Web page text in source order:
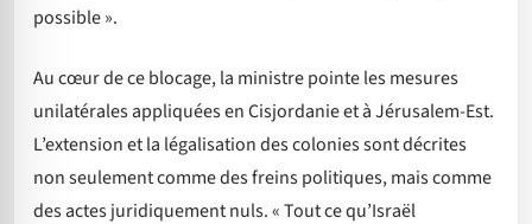
possible ».
Au cœur de ce blocage, la ministre pointe les mesures
unilatérales appliquées en Cisjordanie et à Jérusalem-Est.
L’extension et la légalisation des colonies sont décrites
non seulement comme des freins politiques, mais comme
des actes juridiquement nuls. « Tout ce qu’Israël